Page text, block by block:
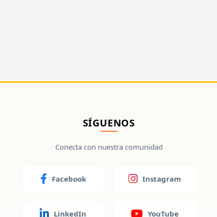
SÍGUENOS
Conecta con nuestra comunidad
Facebook Instagram
LinkedIn YouTube